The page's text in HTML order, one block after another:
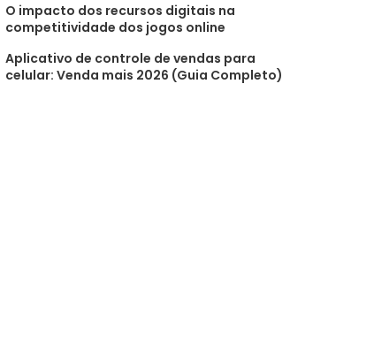
O impacto dos recursos digitais na
competitividade dos jogos online
Aplicativo de controle de vendas para
celular: Venda mais 2026 (Guia Completo)